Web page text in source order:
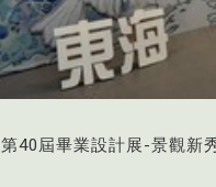
第40屆畢業設計展-景觀新